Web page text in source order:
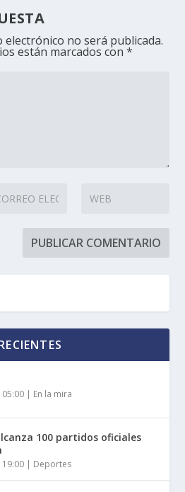
electrónico no será publicada.
están marcados con*
| En la mira
100 partidos oficiales
| Deportes